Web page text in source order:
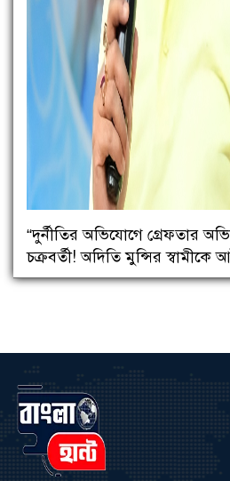
“দুর্নীতির অভিযোগে গ্রেফতার
চক্রবর্তী! অদিতি মুন্সির স্বামীকে